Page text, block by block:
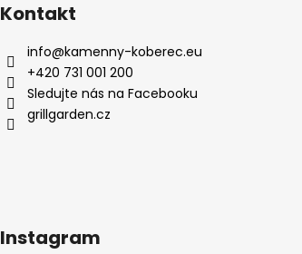
Kontakt
info@kamenny-koberec.eu
+420 731 001 200
Sledujte nás na Facebooku
grillgarden.cz
Instagram